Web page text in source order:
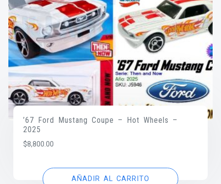
’67 Ford Mustang Coupe – Hot Wheels –
2025
$8,800.00
AÑADIR AL CARRITO